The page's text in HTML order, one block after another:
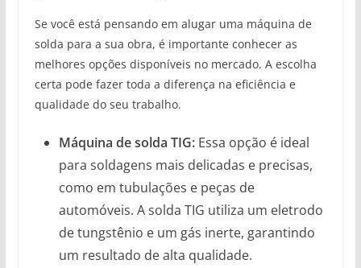
Se você está pensando em alugar uma máquina de
solda para a sua obra, é importante conhecer as
melhores opções disponíveis no mercado. A escolha
certa pode fazer toda a diferença na eficiência e
qualidade do seu trabalho.
Máquina de solda TIG:Essa opção é ideal
para soldagens mais delicadas e precisas,
como em tubulações e peças de
automóveis. A solda TIG utiliza um eletrodo
de tungstênio e um gás inerte, garantindo
um resultado de alta qualidade.